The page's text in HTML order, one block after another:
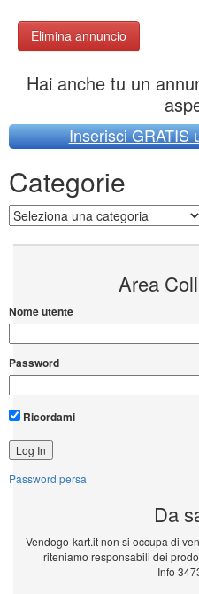
Elimina annuncio
Hai anche tu un
Inserisci GRATIS
Categorie
Categorie
Area
Nome utente
Password
Ricordami
Password persa
Da
Vendogo-kart.it non si occupa di
riteniamo responsabili dei
Info